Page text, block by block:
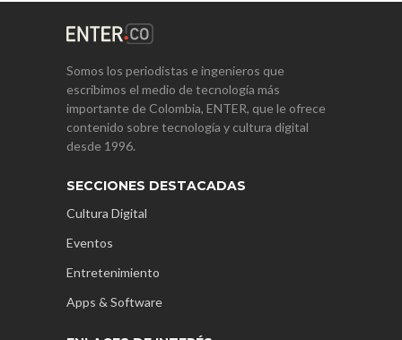
Somos los periodistas e ingenieros que
escribimos el medio de tecnología más
importante de Colombia, ENTER, que le ofrece
contenido sobre tecnología y cultura digital
desde 1996.
SECCIONES DESTACADAS
Cultura Digital
Eventos
Entretenimiento
Apps & Software